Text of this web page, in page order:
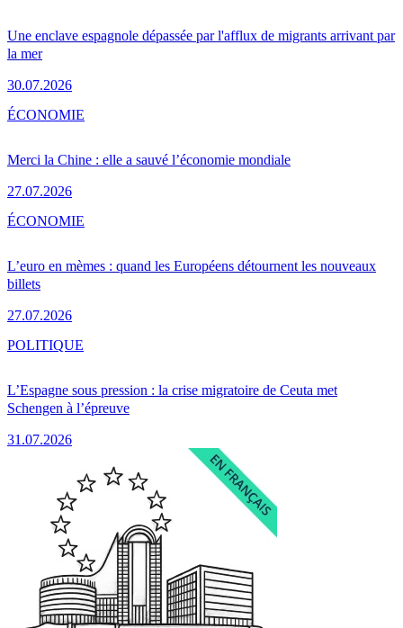
Une enclave espagnole dépassée par l'afflux de migrants arrivant par
la mer
30.07.2026
Merci la Chine : elle a sauvé l’économie mondiale
27.07.2026
ÉCONOMIE
L’euro en mèmes : quand les Européens détournent les nouveaux
billets
27.07.2026
ÉCONOMIE
L’Espagne sous pression : la crise migratoire de Ceuta met
Schengen à l’épreuve
31.07.2026
POLITIQUE